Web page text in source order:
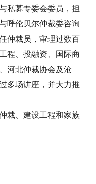
私募专委会委员，担
呼伦贝尔仲裁委咨询
仲裁员，审理过数百
程、投融资、国际商
河北仲裁协会及沧
多场讲座，并大力推
裁、建设工程和家族